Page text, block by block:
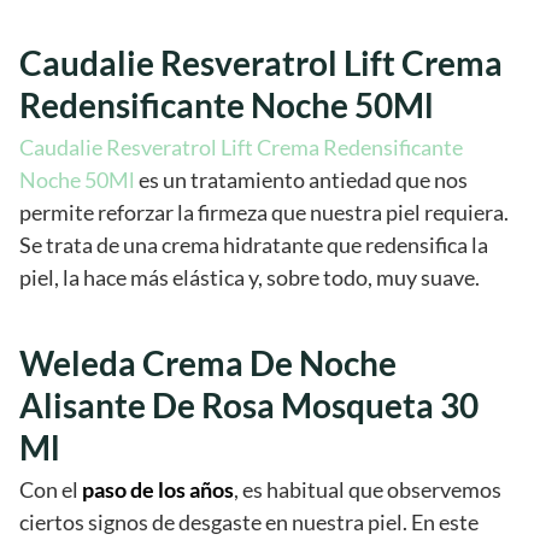
Caudalie Resveratrol Lift Crema
Redensificante Noche 50Ml
Caudalie Resveratrol Lift Crema Redensificante
Noche 50Ml es un tratamiento antiedad que nos
permite reforzar la firmeza que nuestra piel requiera.
Se trata de una crema hidratante que redensifica la
piel, la hace más elástica y, sobre todo, muy suave.
Weleda Crema De Noche
Alisante De Rosa Mosqueta 30
Ml
Con el paso de los años, es habitual que observemos
ciertos signos de desgaste en nuestra piel. En este